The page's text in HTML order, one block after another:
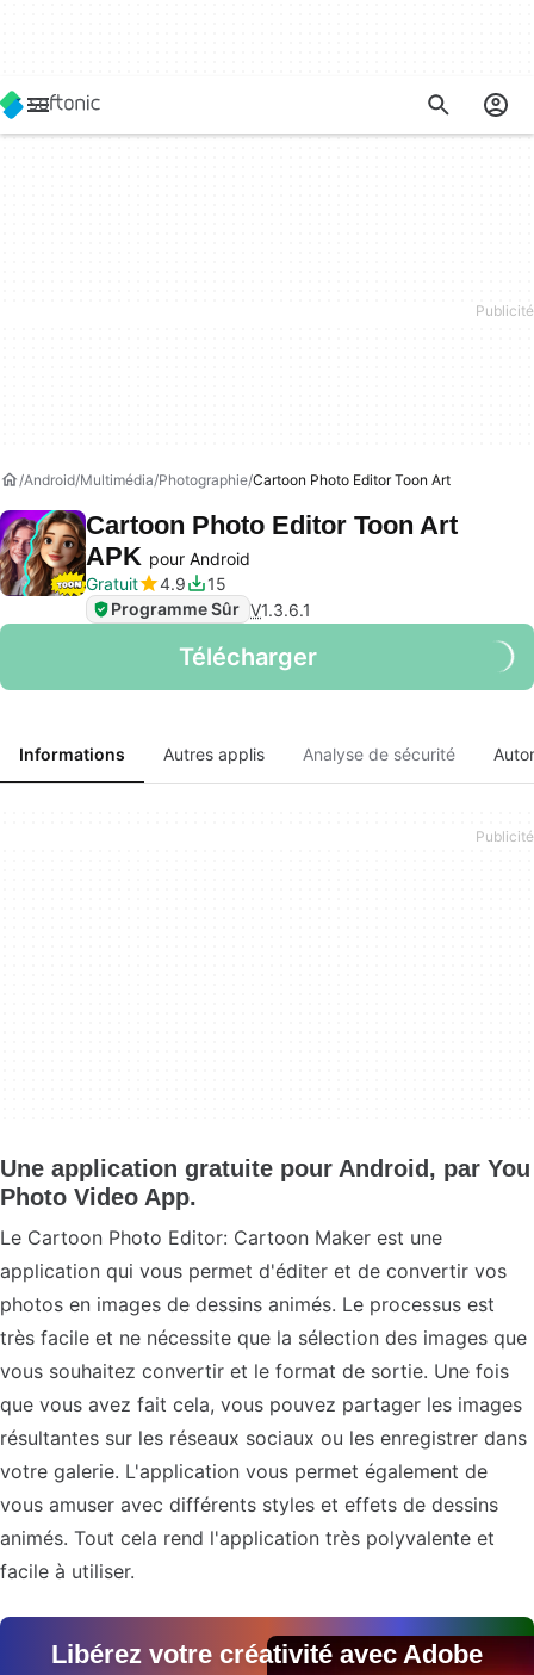
Android Multimédia Photographie Cartoon Photo Editor Toon Art
Cartoon Photo Editor Toon Art
APK pour Android
Gratuit
4.9
15
Programme Sûr V1.3.6.1
Télécharger
Informations Autres applis Analyse de sécurité
Une application gratuite pour Android, par You
Photo Video App.
Le Cartoon Photo Editor: Cartoon Maker est une
application qui vous permet d'éditer et de convertir vos
photos en images de dessins animés. Le processus est
très facile et ne nécessite que la sélection des images que
vous souhaitez convertir et le format de sortie. Une fois
que vous avez fait cela, vous pouvez partager les images
résultantes sur les réseaux sociaux ou les enregistrer dans
votre galerie. L'application vous permet également de
vous amuser avec différents styles et effets de dessins
animés. Tout cela rend l'application très polyvalente et
facile à utiliser.
Libérez votre créativité avec Adobe